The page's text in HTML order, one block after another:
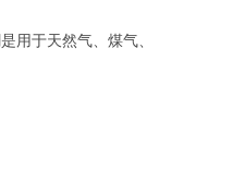
是用于天然气、煤气、